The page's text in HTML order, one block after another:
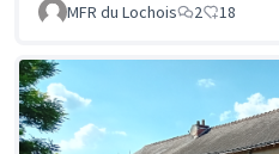
MFR du Lochois
2 18